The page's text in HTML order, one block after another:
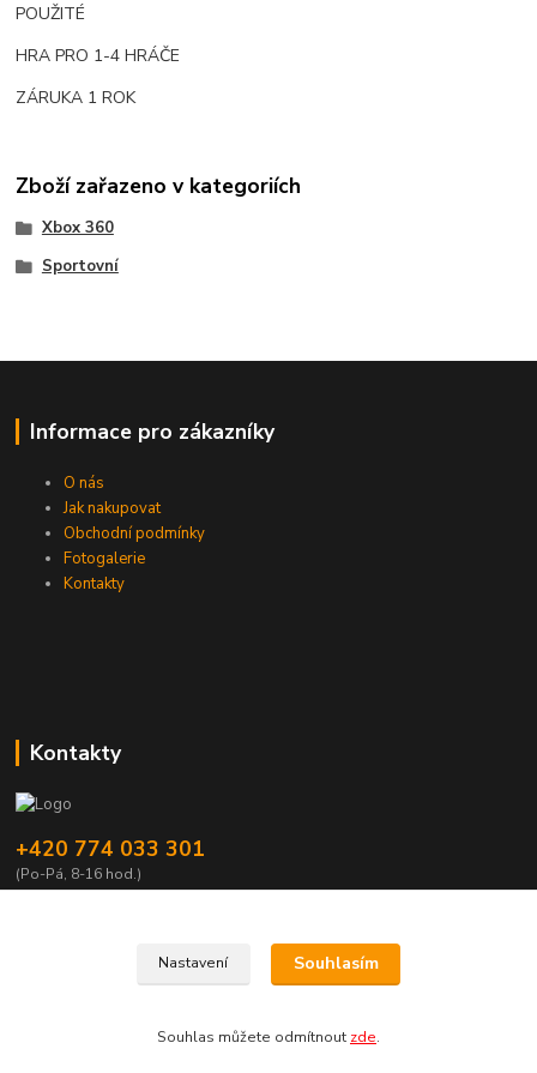
POUŽITÉ
HRA PRO 1-4 HRÁČE
ZÁRUKA 1 ROK
Zboží zařazeno v kategoriích
Xbox 360
Sportovní
Informace pro zákazníky
O nás
Jak nakupovat
Obchodní podmínky
Fotogalerie
Kontakty
Kontakty
+420 774 033 301
(Po-Pá, 8-16 hod.)
Nastavení Souhlasím
Souhlas můžete odmítnout zde.